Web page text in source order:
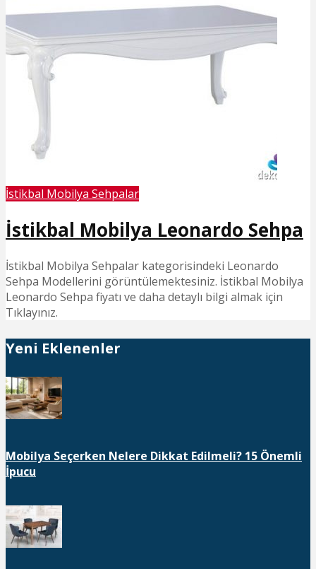
İstikbal Mobilya Sehpalar
İstikbal Mobilya Leonardo Sehpa
İstikbal Mobilya Sehpalar kategorisindeki Leonardo
Sehpa Modellerini görüntülemektesiniz. İstikbal Mobilya
Leonardo Sehpa fiyatı ve daha detaylı bilgi almak için
Tıklayınız.
Yeni Eklenenler
Mobilya Seçerken Nelere Dikkat Edilmeli? 15 Önemli
İpucu